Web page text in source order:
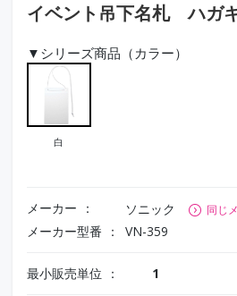
イベント吊下名札 ハ
▼シリーズ商品（カラー）
白
メーカー ソニック 同じ
メーカー型番 VN-359
最小販売単位 1